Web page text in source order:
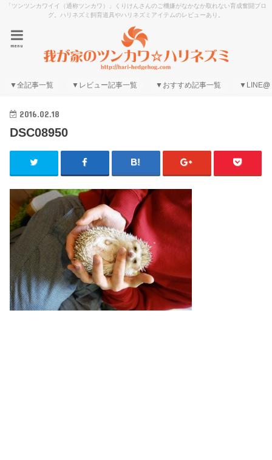
「ツンツンカワイイ（通称ツンカワ）」くりけんさんのご機嫌がなかなか取れない育成奮闘ブロ
グ。ハリネズミ飼育道具やハリネズミアイテムのレビューあり。
menu
▼全記事一覧 ▼レビュー記事一覧 ▼おすすめ記事一覧 ▼LINE@
2016.02.18
DSC08950